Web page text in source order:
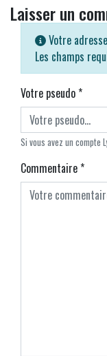
Laisser un
Votre
Les champs
Votre pseudo*
Si vous avez un compte
Commentaire*